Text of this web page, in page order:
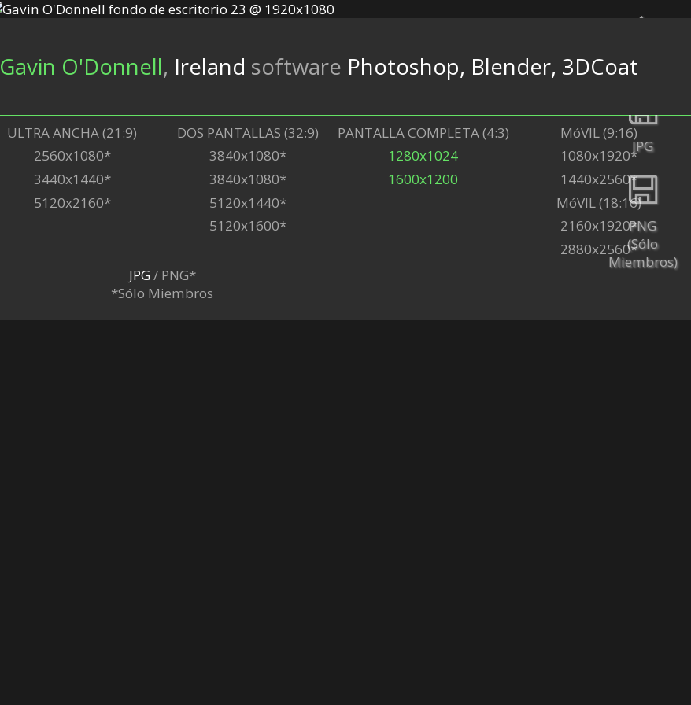
JPG
PNG
(Sólo
Miembros)
Espalda
Gavin O'Donnell, Ireland software Photoshop, Blender, 3DCoat
ULTRA ANCHA (21:9)
2560x1080*
3440x1440*
5120x2160*
DOS PANTALLAS (32:9)
3840x1080*
3840x1080*
5120x1440*
5120x1600*
PANTALLA COMPLETA (4:3)
1280x1024
1600x1200
MóVIL (9:16)
1080x1920*
1440x2560*
MóVIL (18:16)
2160x1920*
2880x2560*
JPG/ PNG*
*Sólo Miembros